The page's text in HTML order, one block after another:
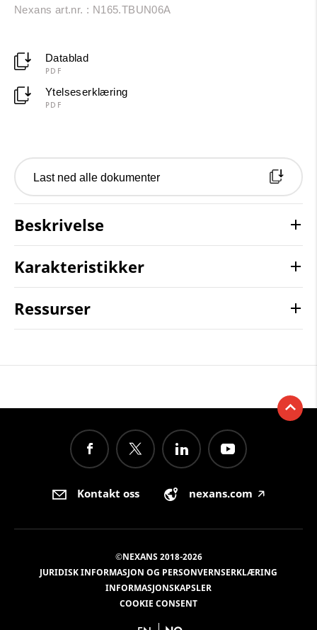
Nexans art.nr. : N165.TBUN06A
Datablad
PDF
Ytelseserklæring
PDF
Last ned alle dokumenter
Beskrivelse
Karakteristikker
Ressurser
Kontakt oss nexans.com 🡥
©NEXANS 2018-2026
JURIDISK INFORMASJON OG PERSONVERNSERKLÆRING
INFORMASJONSKAPSLER
COOKIE CONSENT